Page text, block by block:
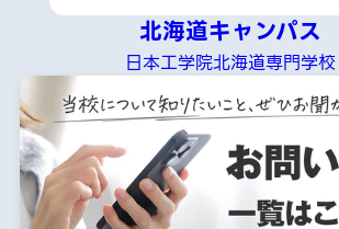
北海道キャンパス
日本工学院北海道専門学校